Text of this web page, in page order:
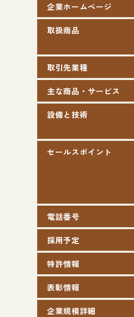
企業ホームページ
取扱商品
取引先業種
主な商品・サービス
設備と技術
セールスポイント
電話番号
採用予定
特許情報
表彰情報
企業規模詳細